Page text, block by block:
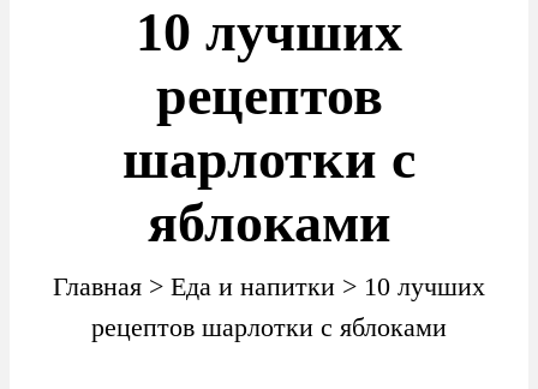
10 лучших
рецептов
шарлотки с
яблоками
Главная > Еда и напитки > 10 лучших
рецептов шарлотки с яблоками